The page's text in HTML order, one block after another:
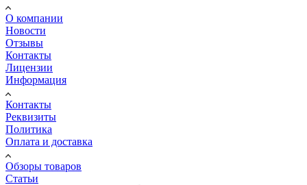
О компании
Новости
Отзывы
Контакты
Лицензии
Информация
Контакты
Реквизиты
Политика
Оплата и доставка
Обзоры товаров
Статьи